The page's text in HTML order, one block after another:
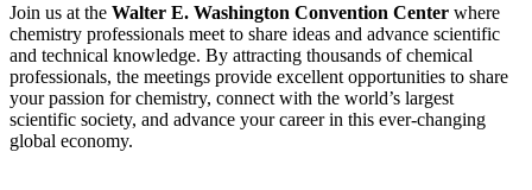
Join us at the Walter E. Washington Convention Center where
chemistry professionals meet to share ideas and advance scientific
and technical knowledge. By attracting thousands of chemical
professionals, the meetings provide excellent opportunities to share
your passion for chemistry, connect with the world’s largest
scientific society, and advance your career in this ever-changing
global economy.